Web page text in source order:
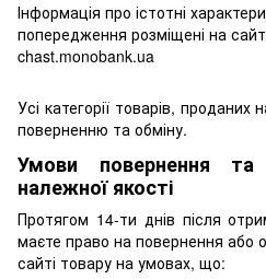
Інформація про істотні
попередження розміщені на
chast.monobank.ua
Усі категорії товарів,
поверненню та обміну.
Умови повернення
належної якості
Протягом 14-ти днів після
маєте право на повернення або
сайті товару на умовах, що: